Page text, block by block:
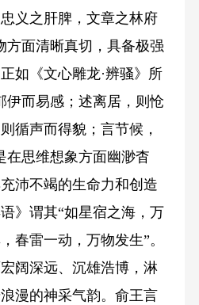
义之肝脾，文章之林府
方面清晰真切，具备极强
如《文心雕龙·辨骚》所
伊而易感；述离居，则怆
循声而得貌；言节候，
在思维想象方面幽渺杳
沛不竭的生命力和创造
》谓其“如星宿之海，万
春雷一动，万物发生”。
阔深远、沉雄浩博，淋
漫的神采气韵。俞王言